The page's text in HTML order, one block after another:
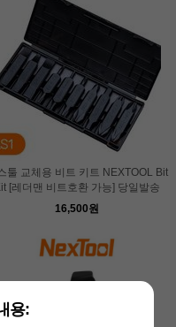
툴 교체용 비트 키트 NEXTOOL Bit
[레더맨 비트호환 가능] 당일발송
16,500원
용: